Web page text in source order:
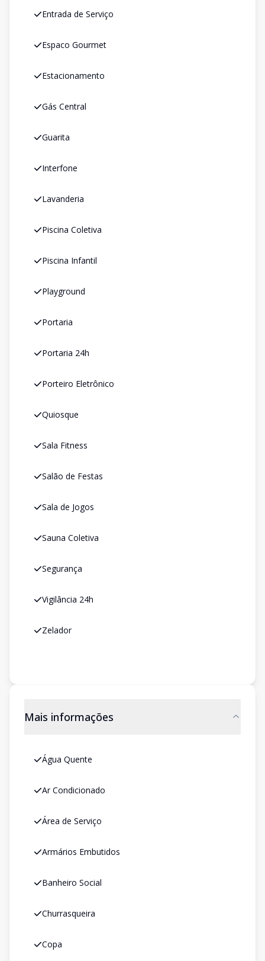
Entrada de Serviço
Espaco Gourmet
Estacionamento
Gás Central
Guarita
Interfone
Lavanderia
Piscina Coletiva
Piscina Infantil
Playground
Portaria
Portaria 24h
Porteiro Eletrônico
Quiosque
Sala Fitness
Salão de Festas
Sala de Jogos
Sauna Coletiva
Segurança
Vigilância 24h
Zelador
Mais informações
Água Quente
Ar Condicionado
Área de Serviço
Armários Embutidos
Banheiro Social
Churrasqueira
Copa